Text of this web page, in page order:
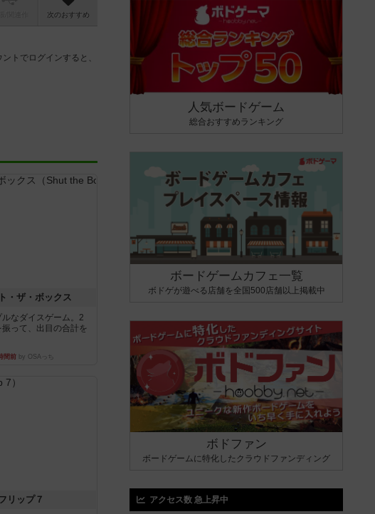
次のおすすめ
トでログインすると、
・ザ・ボックス
ルなダイスゲーム。2
って、出目の合計を
間前 by OSAっち
リップ７
人気ボードゲーム
総合おすすめランキング
ボードゲームカフェ一覧
ボドゲが遊べる店舗を全国500店舗以上掲載中
ボドファン
ボードゲームに特化したクラウドファンディング
アクセス数 急上昇中